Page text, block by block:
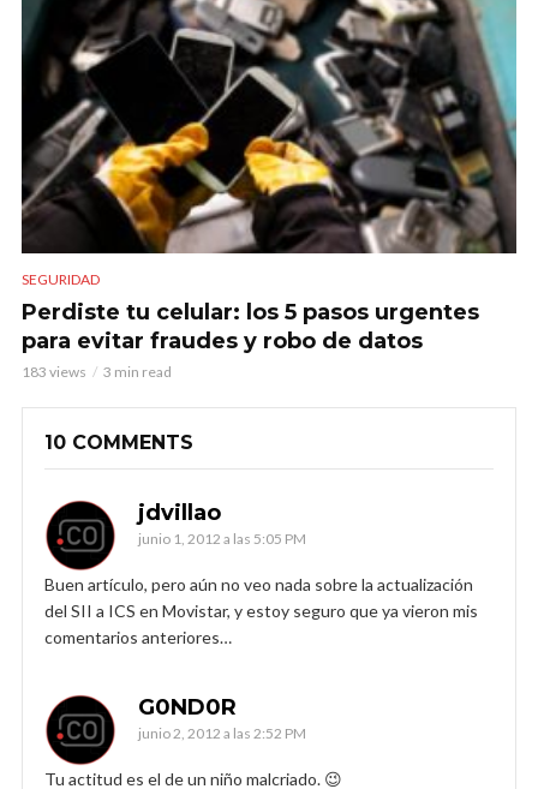
SEGURIDAD
Perdiste tu celular: los 5 pasos urgentes
para evitar fraudes y robo de datos
183 views 3 min read
10 COMMENTS
jdvillao
junio 1, 2012 a las 5:05 PM
Buen artículo, pero aún no veo nada sobre la actualización
del SII a ICS en Movistar, y estoy seguro que ya vieron mis
comentarios anteriores…
G0ND0R
junio 2, 2012 a las 2:52 PM
Tu actitud es el de un niño malcriado. 😉